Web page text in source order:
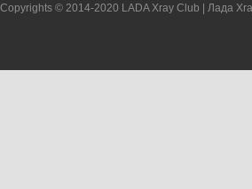
Copyrights © 2014-2020 LADA Xray Club | Лада